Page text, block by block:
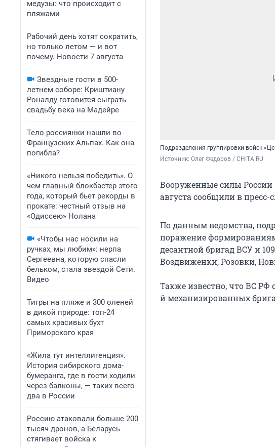
медузы: что происходит с
пляжами
Рабочий день хотят сократить,
но только летом — и вот
почему. Новости 7 августа
Звездные гости в 500-
летнем соборе: Криштиану
Роналду готовится сыграть
свадьбу века на Мадейре
Тело россиянки нашли во
Французских Альпах. Как она
погибла?
«Никого нельзя победить». О
чем главный блокбастер этого
года, который бьет рекорды в
прокате: честный отзыв на
«Одиссею» Нолана
«Чтобы нас носили на
ручках, мы любим»: нерпа
Сергеевна, которую спасли
бельком, стала звездой Сети.
Видео
Тигры на пляже и 300 оленей
в дикой природе: топ-24
самых красивых бухт
Приморского края
«Жила тут интеллигенция».
История сибирского дома-
бумеранга, где в гости ходили
через балконы, — таких всего
два в России
Россию атаковали больше 200
тысяч дронов, а Беларусь
стягивает войска к
Подразделения группировки войск
Источник: Олег Федоров / CHITA.RU
Вооруженные силы России
августа сообщили в
По данным ведомства,
поражение
десантной бригад ВСУ и
Воздвиженки, Розовки,
Также известно, что ВС РФ
й механизированных